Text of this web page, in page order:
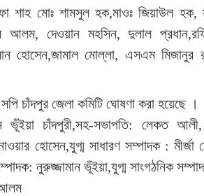
শাহ মোঃ শামসুল হক,মাওঃ জিয়াউল হক,
দেওয়ান মহসিন, দুলাল
হোসেন,জামাল মোল্লা, এসএম মিজানুর
চাঁদপুর জেলা কমিটি ঘোষণা করা হয়েছে ।
চাঁদপুরী,সহ-সভাপতি: লেকত
হোসেন,যুগ্ম সাধারণ সম্পাদক :
নুরুজ্জামান ভূঁইয়া,যুগ্ম সাংগঠনিক
আলম